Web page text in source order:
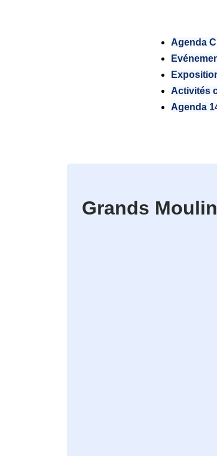
Agenda
Activités
Agenda
Grands